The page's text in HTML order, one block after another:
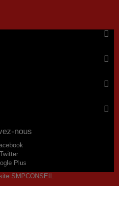
nous
Twitter
Plus
SMPCONSEIL